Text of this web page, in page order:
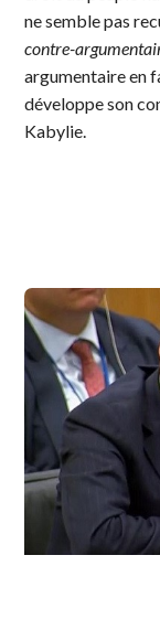
ne semble pas
contre-
argumentaire en
développe son
Kabylie.